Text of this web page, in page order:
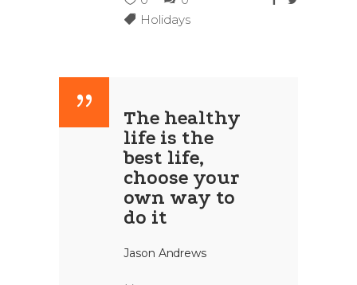
Holidays
The healthy
life is the
best life,
choose your
own way to
do it
Jason Andrews